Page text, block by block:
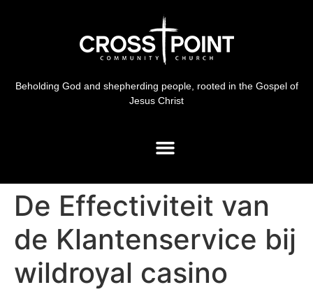
Beholding God and shepherding people, rooted in the Gospel of
Jesus Christ
De Effectiviteit van
de Klantenservice bij
wildroyal casino